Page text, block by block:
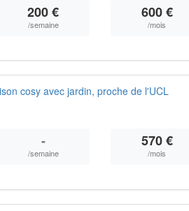
200 €
/semaine
600 €
/mois
cosy avec jardin, proche de l'UCL
-
/semaine
570 €
/mois